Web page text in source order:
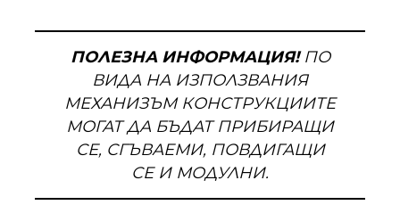
ПОЛЕЗНА ИНФОРМАЦИЯ!ПО
ВИДА НА ИЗПОЛЗВАНИЯ
МЕХАНИЗЪМ КОНСТРУКЦИИТЕ
МОГАТ ДА БЪДАТ ПРИБИРАЩИ
СЕ, СГЪВАЕМИ, ПОВДИГАЩИ
СЕ И МОДУЛНИ.